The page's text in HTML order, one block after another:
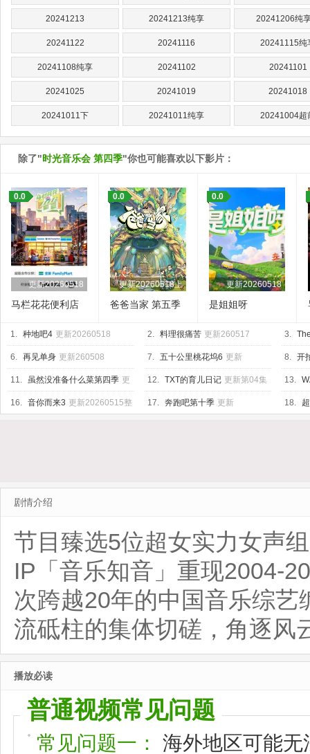
20241213 20241213纯享 20241206纯
20241122 20241116 20241115纯
20241108纯享 20241102 20241101
20241025 20241019 20241018
20241011下 20241011纯享 20241004超
除了"时光音乐会 第四季"你也可能喜欢以下影片：
更新20260518
0.0
马栏花花便利店
更新20260518上
0.0
爸爸当家 第五季
更新20260518
0.0
是姐姐呀
1. 种地吧4 更新20260518 2. 料理很痛苦 更新260517 3.
6. 再见单身 更新260508 7. 五十公里桃花坞6 更新
20260518上
8. 开
04集
11. 虽然没准备什么菜第四季 更
新260515
12. TXT的育儿日记 更新第04集 13.
Base
16. 音你而来3 更新20260515整 17. 奔跑吧第十季 更新 18.
剧情介绍
节目臻选5位超女实力女声
IP「音乐知音」重现2004-
次跨越20年的中国音乐综
流砥柱的集体切磋，角逐风
播放必读
普通视频常见问题
常见问题一：
海外地区可能